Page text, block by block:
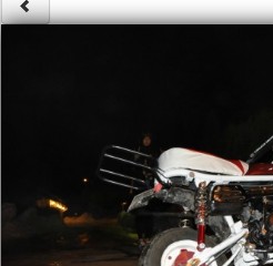
Säännöt ja ohjeet
Ohjeet
Ajoneuvot
Osat